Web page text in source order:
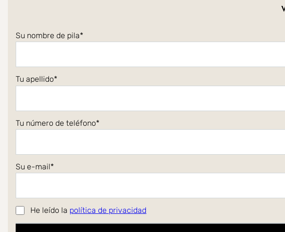
Su nombre de pila
Tu apellido
Tu número de teléfono
Su e-mail
He leído la política de privacidad